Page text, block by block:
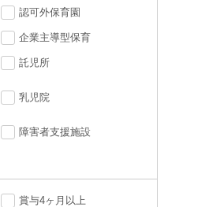
認可外保育園
企業主導型保育
託児所
乳児院
障害者支援施設
賞与4ヶ月以上